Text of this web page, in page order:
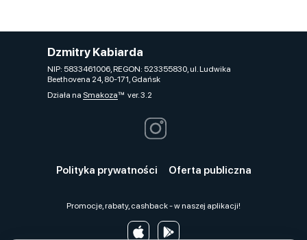
Dzmitry Kabiarda
NIP: 5833461006, REGON: 523355830, ul. Ludwika
Beethovena 24, 80-171, Gdańsk
Działa na Smakozaver. 3.2
Polityka prywatności Oferta publiczna
Promocje, rabaty, cashback - w naszej aplikacji!